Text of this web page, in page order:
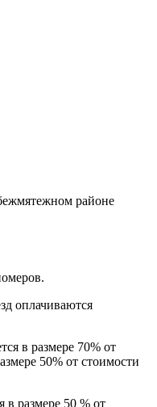
районе
оплачиваются
в размере 70% от
50% от стоимости
в размере 50 % от